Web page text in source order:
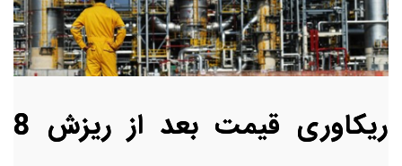
ریکاوری قیمت بعد از ریزش 8